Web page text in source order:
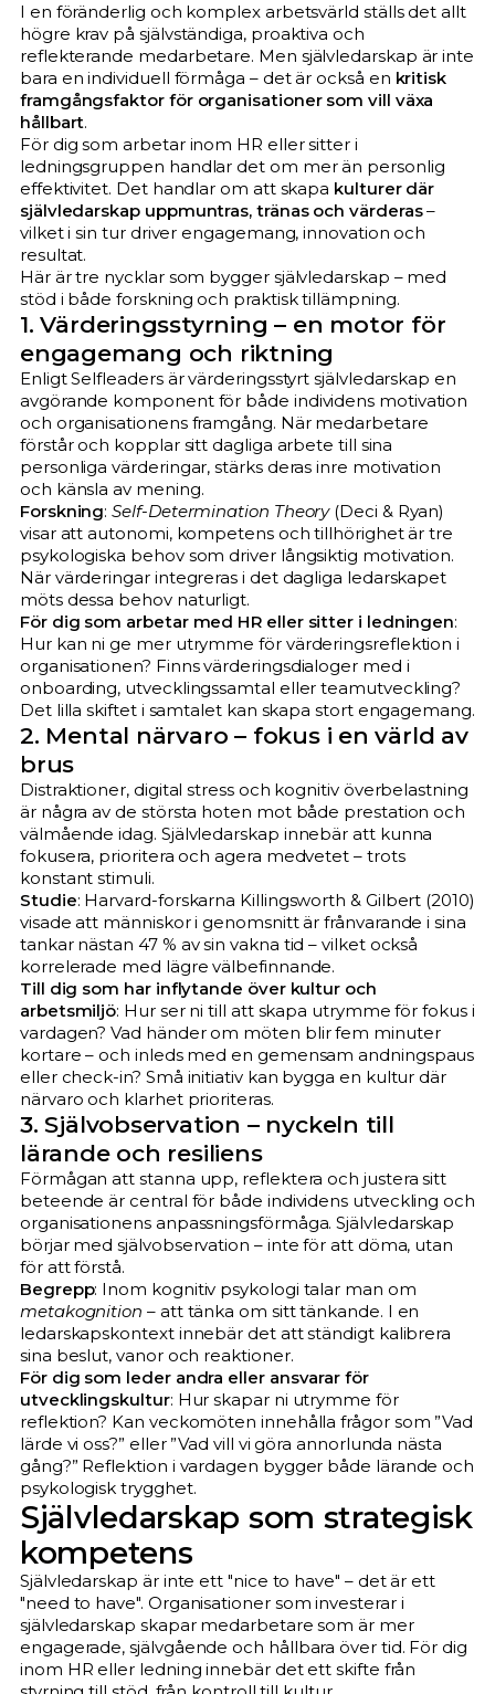
I en föränderlig och komplex arbetsvärld ställs det allt
högre krav på självständiga, proaktiva och
reflekterande medarbetare. Men självledarskap är inte
bara en individuell förmåga – det är också en kritisk
framgångsfaktor för organisationer som vill växa
hållbart.
För dig som arbetar inom HR eller sitter i
ledningsgruppen handlar det om mer än personlig
effektivitet. Det handlar om att skapa kulturer där
självledarskap uppmuntras, tränas och värderas–
vilket i sin tur driver engagemang, innovation och
resultat.
Här är tre nycklar som bygger självledarskap – med
stöd i både forskning och praktisk tillämpning.
1. Värderingsstyrning – en motor för
engagemang och riktning
Enligt Selfleaders är värderingsstyrt självledarskap en
avgörande komponent för både individens motivation
och organisationens framgång. När medarbetare
förstår och kopplar sitt dagliga arbete till sina
personliga värderingar, stärks deras inre motivation
och känsla av mening.​
Forskning:Self-Determination Theory(Deci & Ryan)
visar att autonomi, kompetens och tillhörighet är tre
psykologiska behov som driver långsiktig motivation.
När värderingar integreras i det dagliga ledarskapet
möts dessa behov naturligt.​
För dig som arbetar med HR eller sitter i ledningen:
Hur kan ni ge mer utrymme för värderingsreflektion i
organisationen? Finns värderingsdialoger med i
onboarding, utvecklingssamtal eller teamutveckling?
Det lilla skiftet i samtalet kan skapa stort engagemang.​
2. Mental närvaro – fokus i en värld av
brus
Distraktioner, digital stress och kognitiv överbelastning
är några av de största hoten mot både prestation och
välmående idag. Självledarskap innebär att kunna
fokusera, prioritera och agera medvetet – trots
konstant stimuli.​
Studie: Harvard-forskarna Killingsworth & Gilbert (2010)
visade att människor i genomsnitt är frånvarande i sina
tankar nästan 47 % av sin vakna tid – vilket också
korrelerade med lägre välbefinnande.​
Till dig som har inflytande över kultur och
arbetsmiljö: Hur ser ni till att skapa utrymme för fokus i
vardagen? Vad händer om möten blir fem minuter
kortare – och inleds med en gemensam andningspaus
eller check-in? Små initiativ kan bygga en kultur där
närvaro och klarhet prioriteras.​
3. Självobservation – nyckeln till
lärande och resiliens
Förmågan att stanna upp, reflektera och justera sitt
beteende är central för både individens utveckling och
organisationens anpassningsförmåga. Självledarskap
börjar med självobservation – inte för att döma, utan
för att förstå.​
Begrepp: Inom kognitiv psykologi talar man om
metakognition – att tänka om sitt tänkande. I en
ledarskapskontext innebär det att ständigt kalibrera
sina beslut, vanor och reaktioner.​
För dig som leder andra eller ansvarar för
utvecklingskultur: Hur skapar ni utrymme för
reflektion? Kan veckomöten innehålla frågor som ”Vad
lärde vi oss?” eller ”Vad vill vi göra annorlunda nästa
gång?” Reflektion i vardagen bygger både lärande och
psykologisk trygghet.​
Självledarskap som strategisk
kompetens
Självledarskap är inte ett "nice to have" – det är ett
"need to have". Organisationer som investerar i
självledarskap skapar medarbetare som är mer
engagerade, självgående och hållbara över tid. För dig
inom HR eller ledning innebär det ett skifte från